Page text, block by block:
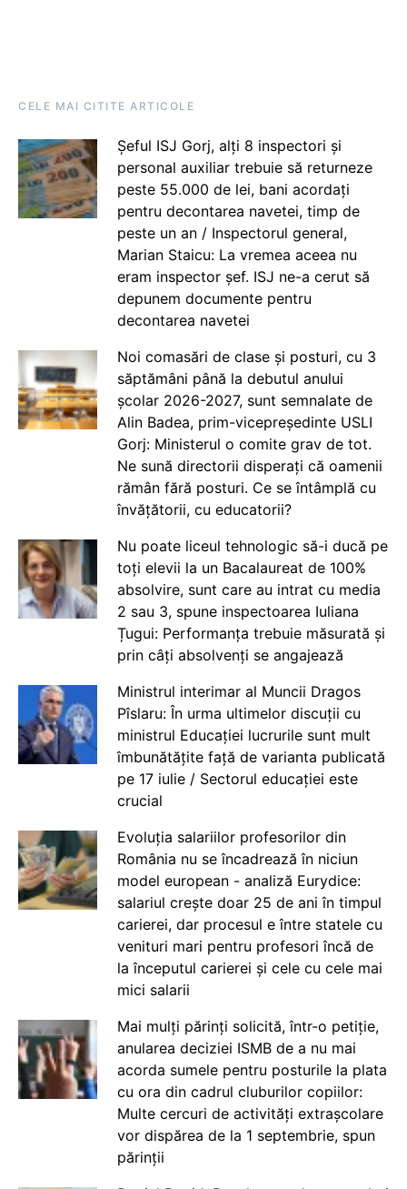
CELE MAI CITITE ARTICOLE
Șeful ISJ Gorj, alți 8 inspectori și
personal auxiliar trebuie să returneze
peste 55.000 de lei, bani acordați
pentru decontarea navetei, timp de
peste un an / Inspectorul general,
Marian Staicu: La vremea aceea nu
eram inspector șef. ISJ ne-a cerut să
depunem documente pentru
decontarea navetei
Noi comasări de clase și posturi, cu 3
săptămâni până la debutul anului
școlar 2026-2027, sunt semnalate de
Alin Badea, prim-vicepreședinte USLI
Gorj: Ministerul o comite grav de tot.
Ne sună directorii disperați că oamenii
rămân fără posturi. Ce se întâmplă cu
învățătorii, cu educatorii?
Nu poate liceul tehnologic să-i ducă pe
toți elevii la un Bacalaureat de 100%
absolvire, sunt care au intrat cu media
2 sau 3, spune inspectoarea Iuliana
Țugui: Performanța trebuie măsurată și
prin câți absolvenți se angajează
Ministrul interimar al Muncii Dragos
Pîslaru: În urma ultimelor discuții cu
ministrul Educației lucrurile sunt mult
îmbunătățite față de varianta publicată
pe 17 iulie / Sectorul educației este
crucial
Evoluția salariilor profesorilor din
România nu se încadrează în niciun
model european - analiză Eurydice:
salariul crește doar 25 de ani în timpul
carierei, dar procesul e între statele cu
venituri mari pentru profesori încă de
la începutul carierei și cele cu cele mai
mici salarii
Mai mulți părinți solicită, într-o petiție,
anularea deciziei ISMB de a nu mai
acorda sumele pentru posturile la plata
cu ora din cadrul cluburilor copiilor:
Multe cercuri de activități extrașcolare
vor dispărea de la 1 septembrie, spun
părinții